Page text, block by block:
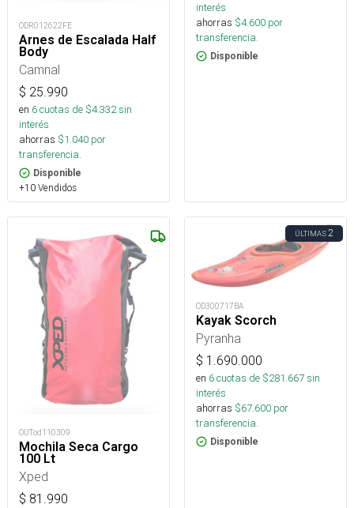
ODR012622FE
Arnes de Escalada Half
Body
Camnal
$ 25.990
en 6cuotas de $4.332sin
interés
ahorras $1.040 por
transferencia.
Disponible
+10 Vendidos
interés
ahorras $4.600 por
transferencia.
Disponible
OUTod110309
Mochila Seca Cargo
100 Lt
Xped
$ 81.990
ÚLTIMAS2
OD300717BA
Kayak Scorch
Pyranha
$ 1.690.000
en 6cuotas de $281.667sin
interés
ahorras $67.600 por
transferencia.
Disponible